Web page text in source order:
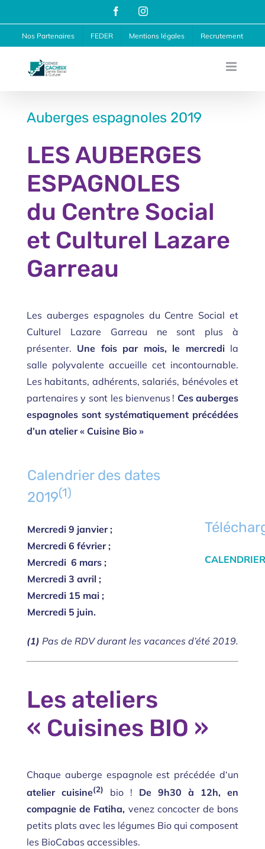
au
contenu
FacebookInstagram
Nos Partenaires FEDER Mentions légales Recrutement
Auberges espagnoles 2019
LES AUBERGES
ESPAGNOLES
du Centre Social
et Culturel Lazare
Garreau
Les auberges espagnoles du Centre Social et
Culturel Lazare Garreau ne sont plus à
présenter. Une fois par mois, le mercredila
salle polyvalente accueille cet incontournable.
Les habitants, adhérents, salariés, bénévoles et
partenaires y sont les bienvenus ! Ces auberges
espagnoles sont systématiquement précédées
d’un atelier « Cuisine Bio »
Calendrier des dates
2019(1)
Mercredi 9 janvier ;
Mercredi 6 février ;
Mercredi 6 mars ;
Mercredi 3 avril ;
Mercredi 15 mai ;
Mercredi 5 juin.
(1) Pas de RDV durant les vacances d’été 2019.
Les ateliers
« Cuisines BIO »
Chaque auberge espagnole est précédée d‘un
atelier cuisine(2) bio ! De 9h30 à 12h, en
compagnie de Fatiha, venez concocter de bons
petits plats avec les légumes Bio qui composent
les BioCabas accessibles.